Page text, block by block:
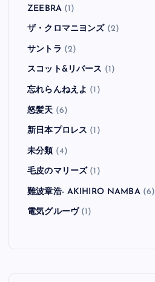
ZEEBRA(1)
ザ・クロマニヨンズ (2)
サントラ (2)
スコット&リバース (1)
忘れらんねえよ (1)
怒髪天 (6)
新日本プロレス (1)
未分類 (4)
毛皮のマリーズ (1)
難波章浩- AKIHIRO NAMBA(6)
電気グルーヴ(1)